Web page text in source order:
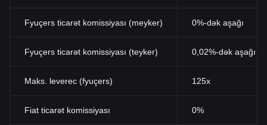
Fyuçers ticarət komissiyası (meyker) 0%-dək aşağı
Fyuçers ticarət komissiyası (teyker) 0,02%-dək aşağı
Maks. leverec (fyuçers) 125x
Fiat ticarət komissiyası 0%